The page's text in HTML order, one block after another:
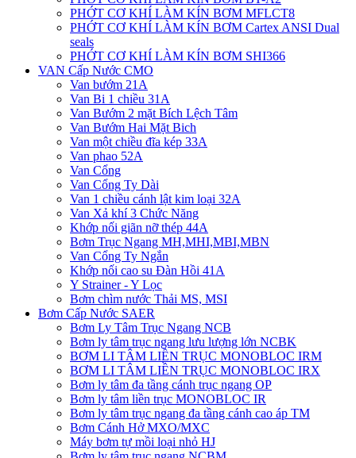
PHỚT CƠ KHÍ LÀM KÍN BƠM MFLCT8
PHỚT CƠ KHÍ LÀM KÍN BƠM Cartex ANSI Dual
seals
PHỚT CƠ KHÍ LÀM KÍN BƠM SHI366
VAN Cấp Nước CMO
Van bướm 21A
Van Bi 1 chiều 31A
Van Bướm 2 mặt Bích Lệch Tâm
Van Bướm Hai Mặt Bich
Van một chiều đĩa kép 33A
Van phao 52A
Van Cổng
Van Cổng Ty Dài
Van 1 chiều cánh lật kim loại 32A
Van Xả khí 3 Chức Năng
Khớp nối giãn nỡ thép 44A
Bơm Trục Ngang MH,MHI,MBI,MBN
Van Cổng Ty Ngắn
Khớp nối cao su Đàn Hồi 41A
Y Strainer - Y Lọc
Bơm chìm nước Thải MS, MSI
Bơm Cấp Nước SAER
Bơm Ly Tâm Trục Ngang NCB
Bơm ly tâm trục ngang lưu lượng lớn NCBK
BƠM LI TÂM LIỀN TRỤC MONOBLOC IRM
BƠM LI TÂM LIỀN TRỤC MONOBLOC IRX
Bơm ly tâm đa tầng cánh trục ngang OP
Bơm ly tâm liền trục MONOBLOC IR
Bơm ly tâm trục ngang đa tầng cánh cao áp TM
Bơm Cánh Hở MXO/MXC
Máy bơm tự mồi loại nhỏ HJ